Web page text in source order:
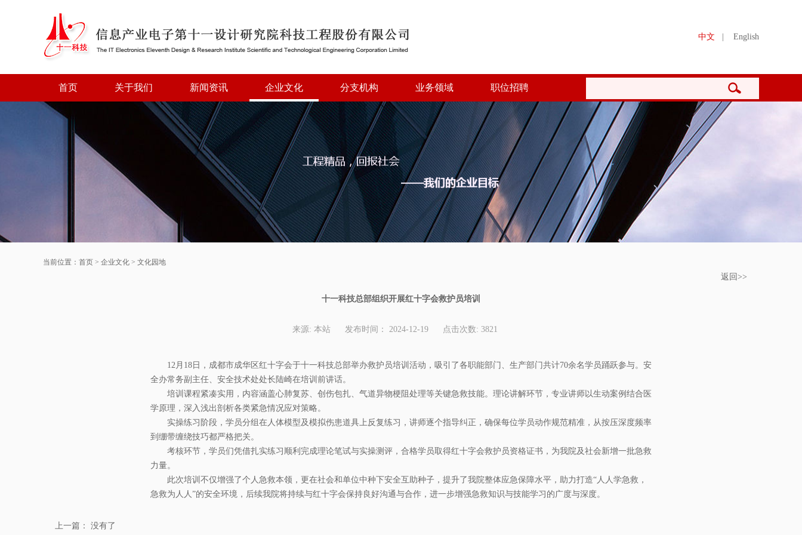
中文 English
首页 关于我们 新闻资讯 企业文化 分支机构 业务领域 职位招聘
当前位置： 首页 > 企业文化 > 文化园地
返回>>
十一科技总部组织开展红十字会救护员培训
来源: 本站 发布时间： 2024-12-19 点击次数: 3821
12月18日，成都市成华区红十字会于十一科技总部举办救护员培训活动，吸引了各职能部门、生产部门共计70余名学员踊跃参与。安
全办常务副主任、安全技术处处长陆崎在培训前讲话。
培训课程紧凑实用，内容涵盖心肺复苏、创伤包扎、气道异物梗阻处理等关键急救技能。理论讲解环节，专业讲师以生动案例结合医
学原理，深入浅出剖析各类紧急情况应对策略。
实操练习阶段，学员分组在人体模型及模拟伤患道具上反复练习，讲师逐个指导纠正，确保每位学员动作规范精准，从按压深度频率
到绷带缠绕技巧都严格把关。
考核环节，学员们凭借扎实练习顺利完成理论笔试与实操测评，合格学员取得红十字会救护员资格证书，为我院及社会新增一批急救
力量。
此次培训不仅增强了个人急救本领，更在社会和单位中种下安全互助种子，提升了我院整体应急保障水平，助力打造“人人学急救，
急救为人人”的安全环境，后续我院将持续与红十字会保持良好沟通与合作，进一步增强急救知识与技能学习的广度与深度。
上一篇： 没有了